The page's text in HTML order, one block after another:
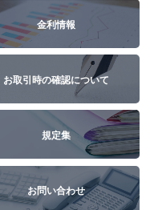
金利情報
お取引時の確認について
規定集
お問い合わせ